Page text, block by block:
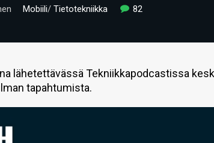
Mobiili/ Tietotekniikka 82
lähetettävässä Tekniikkapodcastissa
tapahtumista.